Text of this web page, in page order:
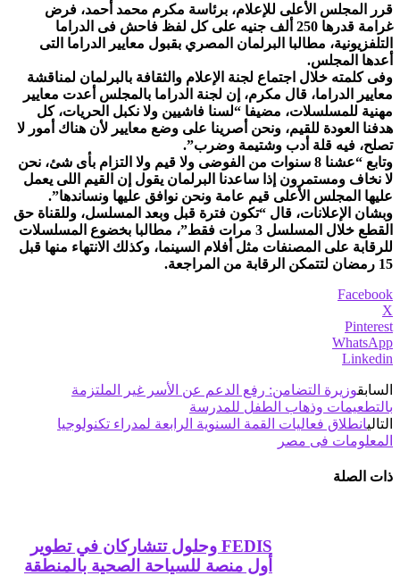
قرر المجلس الأعلى للإعلام، برئاسة مكرم محمد أحمد، فرض
غرامة قدرها 250 ألف جنيه على كل لفظ فاحش فى الدراما
التلفزيونية، مطالبا البرلمان المصري بقبول معايير الدراما التى
أعدها المجلس.
وفى كلمته خلال اجتماع لجنة الإعلام والثقافة بالبرلمان لمناقشة
معايير الدراما، قال مكرم، إن لجنة الدراما بالمجلس أعدت معايير
مهنية للمسلسلات، مضيفا “لسنا فاشيين ولا نكبل الحريات، كل
هدفنا العودة للقيم، ونحن أصرينا على وضع معايير لأن هناك أمور لا
تصلح، فيه قلة أدب وشتيمة وضرب”.
وتابع “عشنا 8 سنوات من الفوضى ولا قيم ولا التزام بأى شئ، نحن
لا نخاف ومستمرون إذا ساعدنا البرلمان يقول إن القيم اللى يعمل
عليها المجلس الأعلى قيم عامة ونحن نوافق عليها ونساندها”.
وبشان الإعلانات، قال “تكون فترة قبل وبعد المسلسل، وللقناة حق
القطع خلال المسلسل 3 مرات فقط”، مطالبا بخضوع المسلسلات
للرقابة على المصنفات مثل أفلام السينما، وكذلك الانتهاء منها قبل
15 رمضان لتتمكن الرقابة من المراجعة.
Facebook
X
Pinterest
WhatsApp
Linkedin
السابقوزيرة التضامن: رفع الدعم عن الأسر غير الملتزمة
بالتطعيمات وذهاب الطفل للمدرسة
التاليانطلاق فعاليات القمة السنوية الرابعة لمدراء تكنولوجيا
المعلومات فى مصر
ذات الصلة
FEDIS وحلول تتشاركان في تطوير
أول منصة للسياحة الصحية بالمنطقة